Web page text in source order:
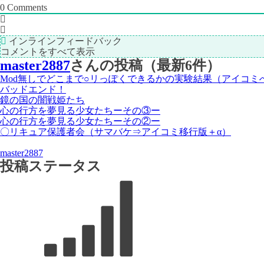
0 Comments
インラインフィードバック
コメントをすべて表示
master2887さんの投稿（最新6件）
Mod無しでどこまで○リっぽくできるかの実験結果（アイコミ
バッドエンド！
鏡の国の闇戦姫たち
心の行方を夢見る少女たちーその③ー
心の行方を夢見る少女たちーその②ー
〇リキュア保護者会（サマバケ⇒アイコミ移行版＋α）
master2887
投稿ステータス